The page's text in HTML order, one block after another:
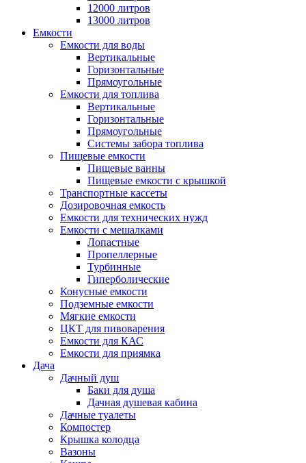
12000 литров
13000 литров
Емкости
Емкости для воды
Вертикальные
Горизонтальные
Прямоугольные
Емкости для топлива
Вертикальные
Горизонтальные
Прямоугольные
Системы забора топлива
Пищевые емкости
Пищевые ванны
Пищевые емкости с крышкой
Транспортные кассеты
Дозировочная емкость
Емкости для технических нужд
Емкости с мешалками
Лопастные
Пропеллерные
Турбинные
Гиперболические
Конусные емкости
Подземные емкости
Мягкие емкости
ЦКТ для пивоварения
Емкости для КАС
Емкости для приямка
Дача
Дачный душ
Баки для душа
Дачная душевая кабина
Дачные туалеты
Компостер
Крышка колодца
Вазоны